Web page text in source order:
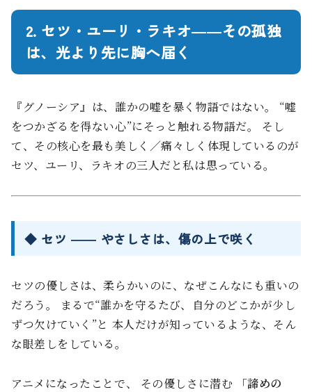
2. セツ・ユーリ・ラキオ――その孤独
は、光より先に胸へ届く
『グノーシア』は、誰かの嘘を暴く物語ではない。 “嘘
をつかざるを得ない心”にそっと触れる物語だ。 そし
て、その核心を最も美しく／痛々しく体現しているのが
セツ、ユーリ、ラキオの三人だと私は思っている。
◆ セツ ―― やさしさは、傷の上で咲く
セツの優しさは、柔らかいのに、なぜこんなにも重いの
だろう。 まるで“誰かを守るたび、自分のどこかが少し
ずつ欠けていく”と 本人だけが知っているような、そん
な眼差しをしている。
アニメになったことで、 その優しさに潜む
「諦めの